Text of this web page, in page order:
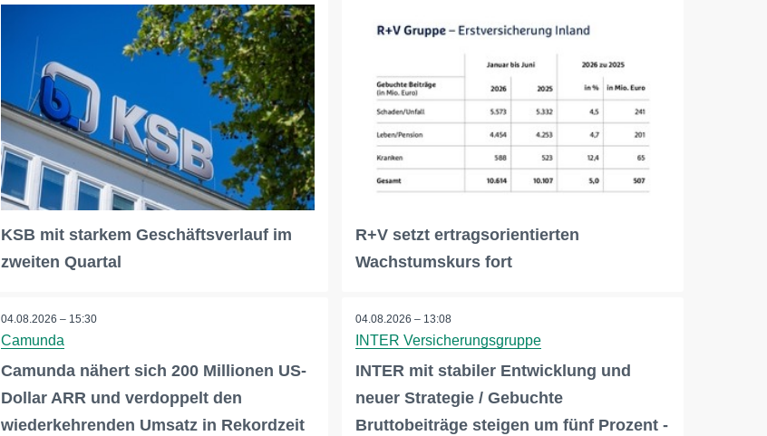
KSB mit starkem Geschäftsverlauf im
zweiten Quartal
R+V setzt ertragsorientierten
Wachstumskurs fort
04.08.2026 – 15:30
Camunda
Camunda nähert sich 200 Millionen US-
Dollar ARR und verdoppelt den
wiederkehrenden Umsatz in Rekordzeit
04.08.2026 – 13:08
INTER Versicherungsgruppe
INTER mit stabiler Entwicklung und
neuer Strategie / Gebuchte
Bruttobeiträge steigen um fünf Prozent -